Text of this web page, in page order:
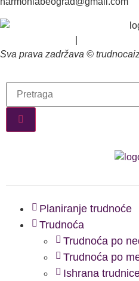
Sva prava zadržava ©
Planiranje trudnoće
Trudnoća
Trudnoća po
Trudnoća po
Ishrana